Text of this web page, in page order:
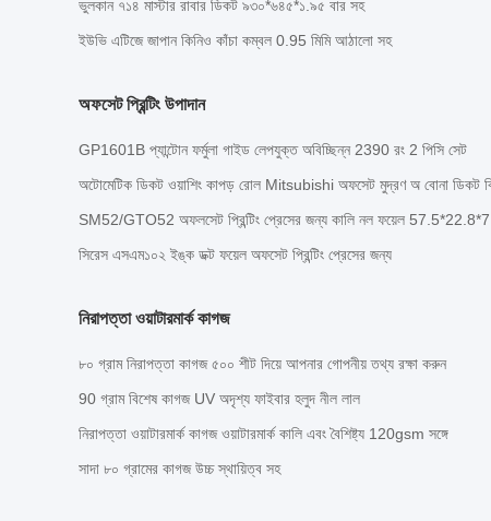
ভুলকান ৭১৪ মাস্টার রাবার ডিকট ৯৩০*৬৪৫*১.৯৫ বার সহ
ইউভি এটিজে জাপান কিনিও কাঁচা কম্বল 0.95 মিমি আঠালো সহ
অফসেট প্রিন্টিং উপাদান
GP1601B প্যান্টোন ফর্মুলা গাইড লেপযুক্ত অবিচ্ছিন্ন 2390 রং 2 পিসি সেট
অটোমেটিক ডিকট ওয়াশিং কাপড় রোল Mitsubishi অফসেট মুদ্রণ অ বোনা ডিকট
SM52/GTO52 অফলসেট প্রিন্টিং প্রেসের জন্য কালি নল ফয়েল 57.5*22.8*7
সিরেস এসএম১০২ ইঙ্ক ডক্ট ফয়েল অফসেট প্রিন্টিং প্রেসের জন্য
নিরাপত্তা ওয়াটারমার্ক কাগজ
৮০ গ্রাম নিরাপত্তা কাগজ ৫০০ শীট দিয়ে আপনার গোপনীয় তথ্য রক্ষা করুন
90 গ্রাম বিশেষ কাগজ UV অদৃশ্য ফাইবার হলুদ নীল লাল
নিরাপত্তা ওয়াটারমার্ক কাগজ ওয়াটারমার্ক কালি এবং বৈশিষ্ট্য 120gsm সঙ্গে
সাদা ৮০ গ্রামের কাগজ উচ্চ স্থায়িত্ব সহ